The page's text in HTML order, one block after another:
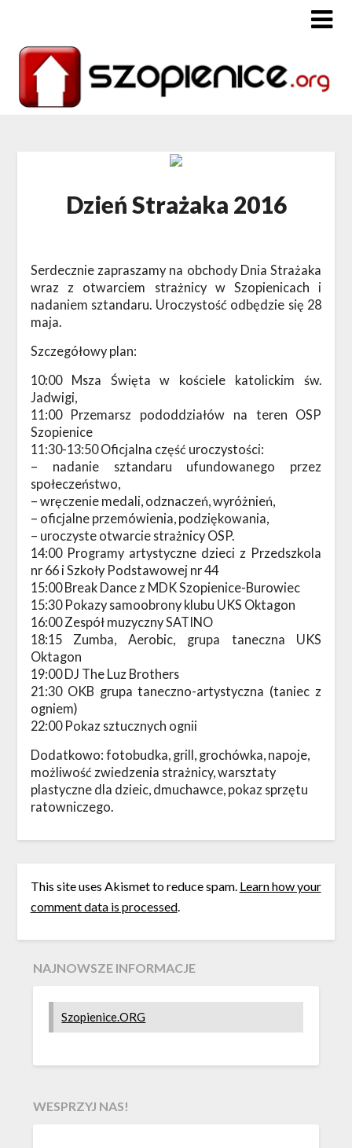
Dzień Strażaka 2016
Serdecznie zapraszamy na obchody Dnia Strażaka
wraz z otwarciem strażnicy w Szopienicach i
nadaniem sztandaru. Uroczystość odbędzie się 28
maja.
Szczegółowy plan:
10:00 Msza Święta w kościele katolickim św.
Jadwigi,
11:00 Przemarsz pododdziałów na teren OSP
Szopienice
11:30-13:50 Oficjalna część uroczystości:
– nadanie sztandaru ufundowanego przez
społeczeństwo,
– wręczenie medali, odznaczeń, wyróżnień,
– oficjalne przemówienia, podziękowania,
– uroczyste otwarcie strażnicy OSP.
14:00 Programy artystyczne dzieci z Przedszkola
nr 66 i Szkoły Podstawowej nr 44
15:00 Break Dance z MDK Szopienice-Burowiec
15:30 Pokazy samoobrony klubu UKS Oktagon
16:00 Zespół muzyczny SATINO
18:15 Zumba, Aerobic, grupa taneczna UKS
Oktagon
19:00 DJ The Luz Brothers
21:30 OKB grupa taneczno-artystyczna (taniec z
ogniem)
22:00 Pokaz sztucznych ognii
Dodatkowo: fotobudka, grill, grochówka, napoje,
możliwość zwiedzenia strażnicy, warsztaty
plastyczne dla dzieic, dmuchawce, pokaz sprzętu
ratowniczego.
This site uses Akismet to reduce spam. Learn how your
comment data is processed.
NAJNOWSZE INFORMACJE
Szopienice.ORG
WESPRZYJ NAS!